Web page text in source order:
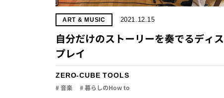
ART & MUSIC 2021.12.15
自分だけのストーリーを奏でるディス
プレイ
ZERO-CUBE TOOLS
# 音楽 # 暮らしのHow to